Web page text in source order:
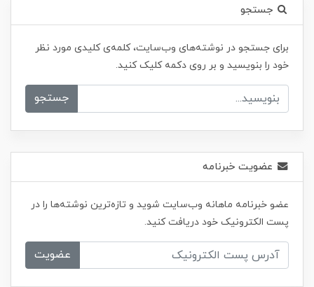
جستجو
برای جستجو در نوشته‌های وب‌سایت، کلمه‌ی کلیدی مورد نظر
خود را بنویسید و بر روی دکمه کلیک کنید.
جستجو
عضویت خبرنامه
عضو خبرنامه ماهانه وب‌سایت شوید و تازه‌ترین نوشته‌ها را در
پست الکترونیک خود دریافت کنید.
عضویت